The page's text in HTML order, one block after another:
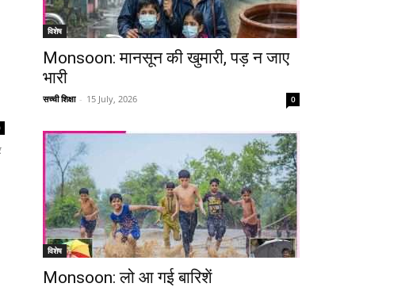
विशेष
Monsoon: मानसून की खुमारी, पड़ न जाए
भारी
सच्ची शिक्षा - 15 July, 2026 0
विशेष
Monsoon: लो आ गई बारिशें